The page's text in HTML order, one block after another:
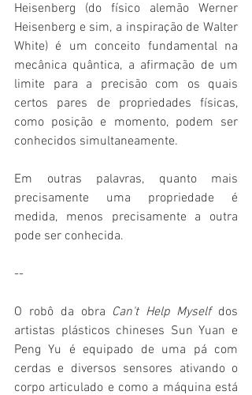
Heisenberg (do físico alemão Werner
Heisenberg e sim, a inspiração de Walter
White) é um conceito fundamental na
mecânica quântica, a afirmação de um
limite para a precisão com os quais
certos pares de propriedades físicas,
como posição e momento, podem ser
conhecidos simultaneamente.
Em outras palavras, quanto mais
precisamente uma propriedade é
medida, menos precisamente a outra
pode ser conhecida.
--
O robô da obra Can't Help Myself dos
artistas plásticos chineses Sun Yuan e
Peng Yu é equipado de uma pá com
cerdas e diversos sensores ativando o
corpo articulado e como a máquina está